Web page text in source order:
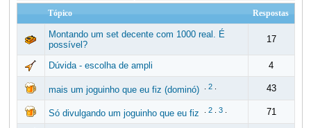
Tópico Respostas
Montando um set decente com 1000 real. É
possível?
17
Dúvida - escolha de ampli 4
mais um joguinho que eu fiz (dominó) 2. 43
Só divulgando um joguinho que eu fiz 2. 3. 71